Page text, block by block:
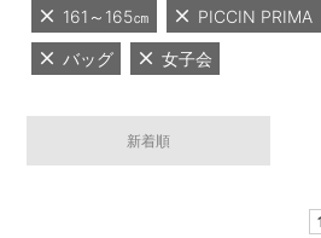
161～165㎝ PICCIN
バッグ 女子会
新着順